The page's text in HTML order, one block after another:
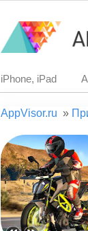
iPhone, iPad
AppVisor.ru »